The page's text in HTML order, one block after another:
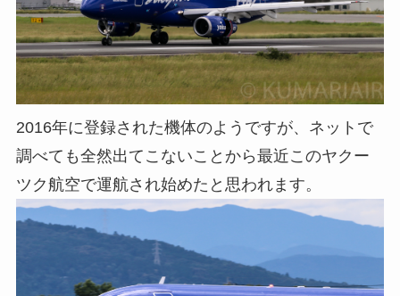
2016年に登録された機体のようですが、ネットで
調べても全然出てこないことから最近このヤクー
ツク航空で運航され始めたと思われます。